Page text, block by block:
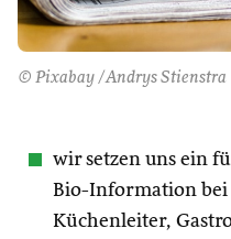
© Pixabay /Andrys Stienstra
wir setzen uns ein
Bio-Information bei
Küchenleiter,